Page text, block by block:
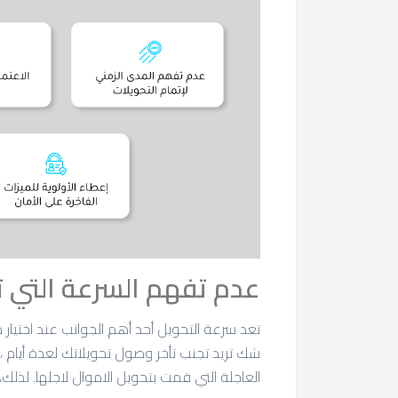
عدم تفهم السرعة التي
تعد سرعة التحويل أحد أهم الجوانب عند
شك تريد تجنب تأخر وصول تحويلاتك لعدة
العاجلة التي قمت بتحويل الاموال لاجلها.